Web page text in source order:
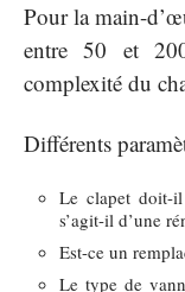
Pour la main-
entre 50 et
complexité du
Différents
Le clapet doit-
s’agit-il d’une
Est-ce un
Le type de